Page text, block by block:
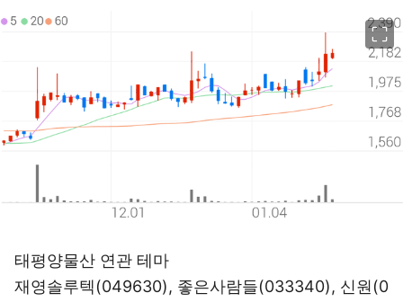
태평양물산 연관 테마
재영솔루텍(049630), 좋은사람들(033340), 신원(0